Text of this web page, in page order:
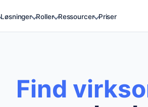
Løsninger Roller Ressourcer Priser
Find